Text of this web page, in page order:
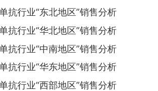
抗行业“东北地区”销售分析
抗行业“华北地区”销售分析
抗行业“中南地区”销售分析
抗行业“华东地区”销售分析
抗行业“西部地区”销售分析